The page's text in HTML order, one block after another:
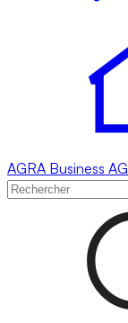
AGRA Business